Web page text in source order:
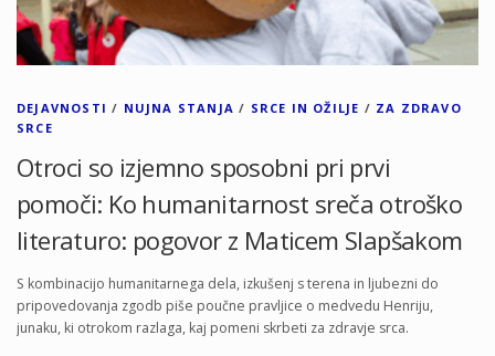
DEJAVNOSTI / NUJNA STANJA / SRCE IN OŽILJE / ZA ZDRAVO
SRCE
Otroci so izjemno sposobni pri prvi
pomoči: Ko humanitarnost sreča otroško
literaturo: pogovor z Maticem Slapšakom
S kombinacijo humanitarnega dela, izkušenj s terena in ljubezni do
pripovedovanja zgodb piše poučne pravljice o medvedu Henriju,
junaku, ki otrokom razlaga, kaj pomeni skrbeti za zdravje srca.